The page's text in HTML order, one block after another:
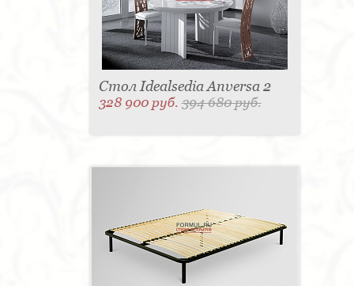
Стол Idealsedia Anversa 2
328 900 руб.394 680 руб.